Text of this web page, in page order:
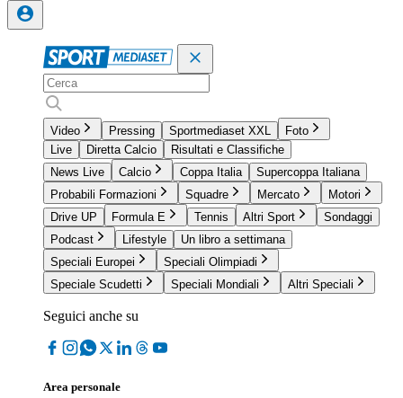
Video Pressing Sportmediaset XXL
Foto
Live
Diretta Calcio
Risultati e Classifiche
News Live
Calcio Coppa Italia
Supercoppa Italiana
Probabili Formazioni
Squadre Mercato
Motori
Drive UP
Formula E Tennis Altri Sport
Sondaggi
Podcast
Lifestyle
Un libro a settimana
Speciali Europei
Speciali Olimpiadi
Speciale Scudetti
Speciali Mondiali Altri Speciali
Seguici anche su
Area personale